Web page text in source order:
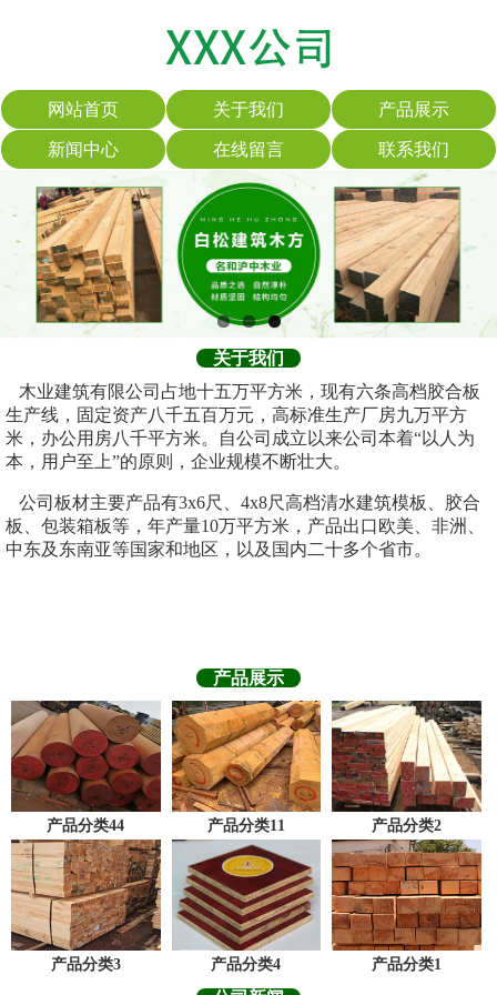
网站首页 关于我们 产品展示
新闻中心 在线留言 联系我们
关于我们
木业建筑有限公司占地十五万平方米，现有六条高档胶合板
生产线，固定资产八千五百万元，高标准生产厂房九万平方
米，办公用房八千平方米。自公司成立以来公司本着“以人为
本，用户至上”的原则，企业规模不断壮大。
公司板材主要产品有3x6尺、4x8尺高档清水建筑模板、胶合
板、包装箱板等，年产量10万平方米，产品出口欧美、非洲、
中东及东南亚等国家和地区，以及国内二十多个省市。
产品展示
产品分类44 产品分类11 产品分类2
产品分类3 产品分类4 产品分类1